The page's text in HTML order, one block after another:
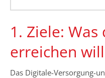
1. Ziele: Was
erreichen will
Das Digitale-Versorgung-